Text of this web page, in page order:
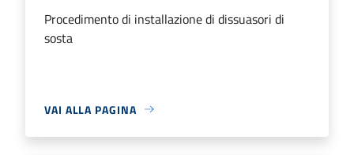
Procedimento di installazione di dissuasori di
sosta
VAI ALLA PAGINA